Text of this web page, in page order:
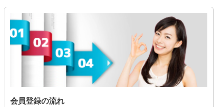
会員登録の流れ